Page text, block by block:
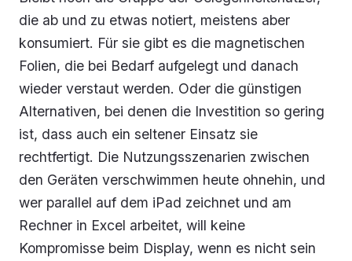
die ab und zu etwas notiert, meistens aber
konsumiert. Für sie gibt es die magnetischen
Folien, die bei Bedarf aufgelegt und danach
wieder verstaut werden. Oder die günstigen
Alternativen, bei denen die Investition so gering
ist, dass auch ein seltener Einsatz sie
rechtfertigt. Die Nutzungsszenarien zwischen
den Geräten verschwimmen heute ohnehin, und
wer parallel auf dem iPad zeichnet und am
Rechner in Excel arbeitet, will keine
Kompromisse beim Display, wenn es nicht sein